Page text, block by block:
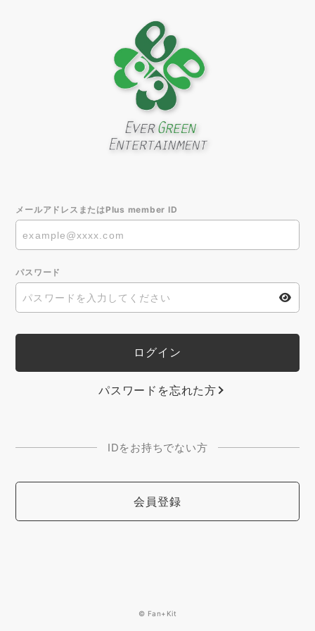
メールアドレスまたはPlus member ID
パスワード
パスワードを忘れた方
IDをお持ちでない方
会員登録
© Fan+Kit